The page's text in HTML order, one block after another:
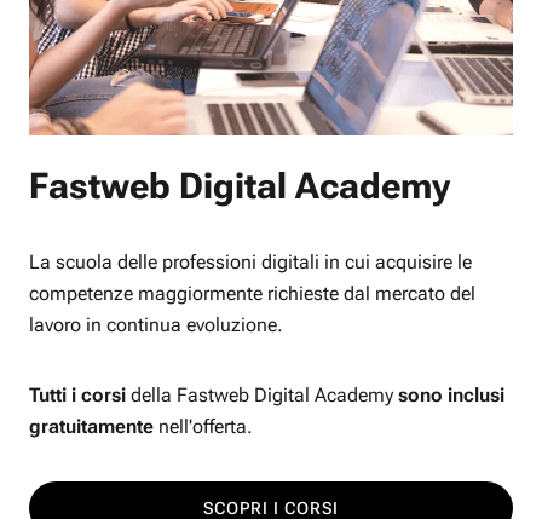
Fastweb Digital Academy
La scuola delle professioni digitali in cui acquisire le
competenze maggiormente richieste dal mercato del
lavoro in continua evoluzione.
Tutti i corsi della Fastweb Digital Academy sono inclusi
gratuitamente nell'offerta.
SCOPRI I CORSI